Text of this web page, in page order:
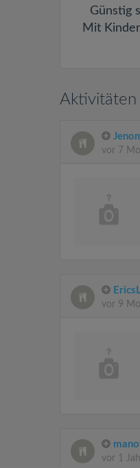
Günstig
Mit
Aktivitäten
vor 7
vor 9
vor 1